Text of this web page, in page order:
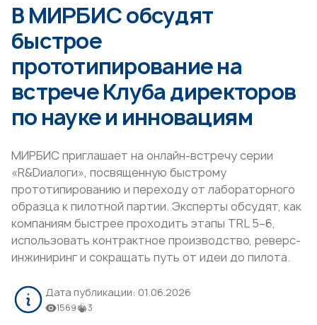
В МИРБИС обсудят
быстрое
прототипирование на
встрече Клуба директоров
по науке и инновациям
МИРБИС приглашает на онлайн-встречу серии
«R&Dиалоги», посвященную быстрому
прототипированию и переходу от лабораторного
образца к пилотной партии. Эксперты обсудят, как
компаниям быстрее проходить этапы TRL 5–6,
использовать контрактное производство, реверс-
инжиниринг и сокращать путь от идеи до пилота.
Дата публикации: 01.06.2026
1569 3